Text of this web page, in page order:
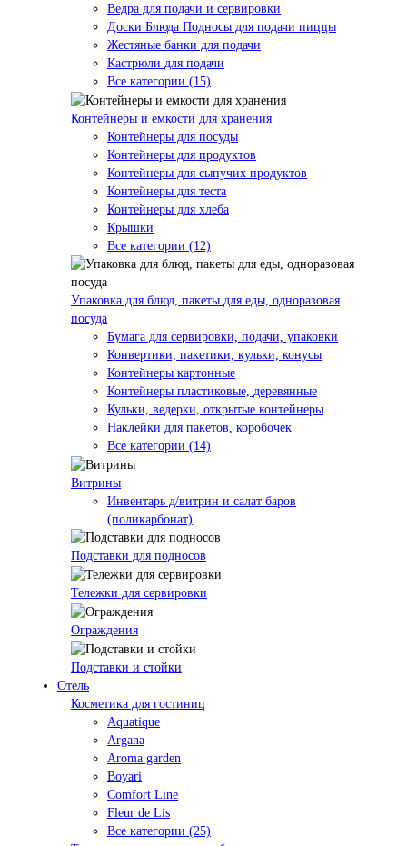
Ведра для подачи и сервировки
Доски Блюда Подносы для подачи пиццы
Жестяные банки для подачи
Кастрюли для подачи
Все категории (15)
Контейнеры и емкости для хранения
Контейнеры для посуды
Контейнеры для продуктов
Контейнеры для сыпучих продуктов
Контейнеры для теста
Контейнеры для хлеба
Крышки
Все категории (12)
Упаковка для блюд, пакеты для еды, одноразовая
посуда
Бумага для сервировки, подачи, упаковки
Конвертики, пакетики, кульки, конусы
Контейнеры картонные
Контейнеры пластиковые, деревянные
Кульки, ведерки, открытые контейнеры
Наклейки для пакетов, коробочек
Все категории (14)
Витрины
Инвентарь д/витрин и салат баров
(поликарбонат)
Подставки для подносов
Тележки для сервировки
Ограждения
Подставки и стойки
Отель
Косметика для гостиниц
Aquatique
Argana
Aroma garden
Boyari
Comfort Line
Fleur de Lis
Все категории (25)